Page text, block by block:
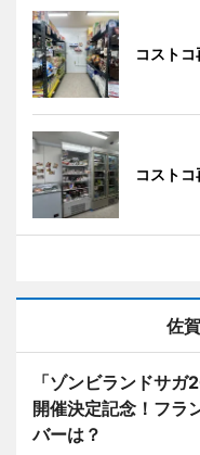
コスト
コスト
佐
「ゾンビランドサ
開催決定記念！フラ
バーは？